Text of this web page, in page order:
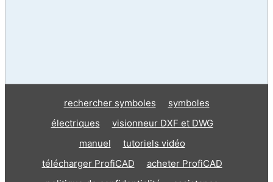
rechercher symboles
symboles
électriques
visionneur DXF et DWG
manuel
tutoriels vidéo
télécharger ProfiCAD
acheter ProfiCAD